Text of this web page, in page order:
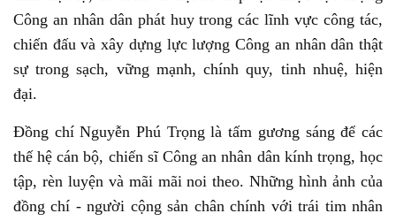
Công an nhân dân phát huy trong các lĩnh vực công tác,
chiến đấu và xây dựng lực lượng Công an nhân dân thật
sự trong sạch, vững mạnh, chính quy, tinh nhuệ, hiện
đại.
Đồng chí Nguyễn Phú Trọng là tấm gương sáng để các
thế hệ cán bộ, chiến sĩ Công an nhân dân kính trọng, học
tập, rèn luyện và mãi mãi noi theo. Những hình ảnh của
đồng chí - người cộng sản chân chính với trái tim nhân